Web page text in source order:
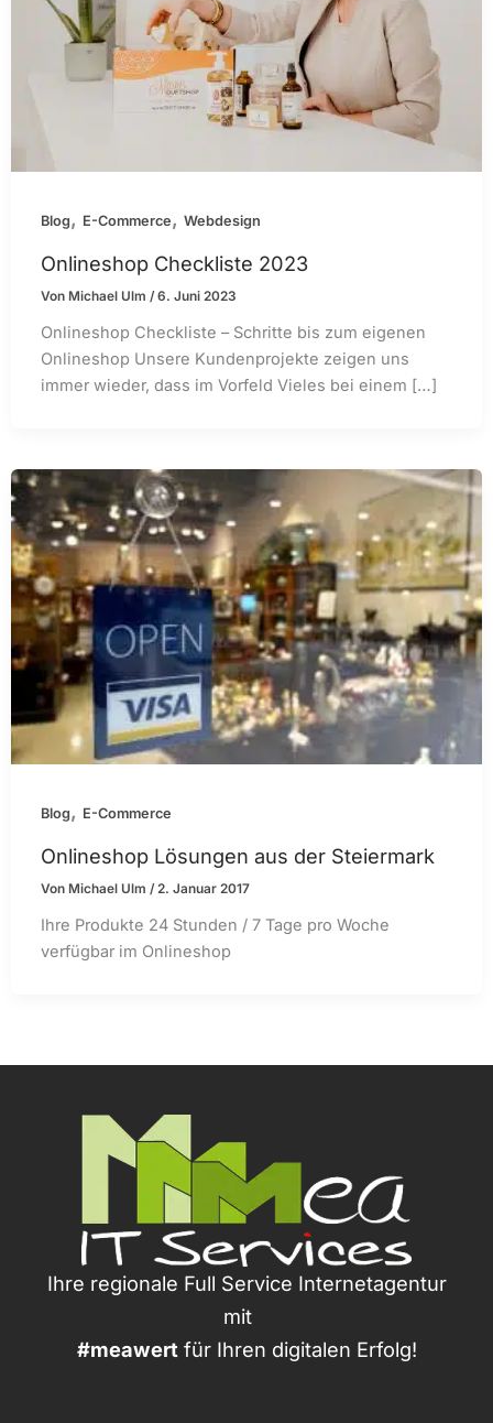
Blog, E-Commerce,Webdesign
Onlineshop Checkliste 2023
Von Michael Ulm/6. Juni 2023
Onlineshop Checkliste – Schritte bis zum eigenen
Onlineshop Unsere Kundenprojekte zeigen uns
immer wieder, dass im Vorfeld Vieles bei einem […]
Blog, E-Commerce
Onlineshop Lösungen aus der Steiermark
Von Michael Ulm/2. Januar 2017
Ihre Produkte 24 Stunden / 7 Tage pro Woche
verfügbar im Onlineshop
Ihre regionale Full Service Internetagentur
mit
#meawert für Ihren digitalen Erfolg!